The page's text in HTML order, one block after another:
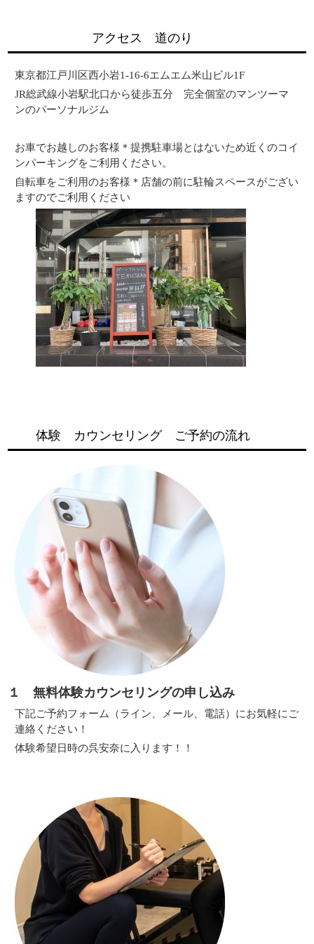
アクセス 道のり
東京都江戸川区西小岩1-16-6エムエム米山ビル1F
JR総武線小岩駅北口から徒歩五分 完全個室のマンツーマ
ンのパーソナルジム
お車でお越しのお客様＊提携駐車場とはないため近くのコイ
ンパーキングをご利用ください。
自転車をご利用のお客様＊店舗の前に駐輪スペースがござい
ますのでご利用ください
体験 カウンセリング ご予約の流れ
１ 無料体験カウンセリングの申し込み
下記ご予約フォーム（ライン、メール、電話）にお気軽にご
連絡ください！
体験希望日時の呉安奈に入ります！！